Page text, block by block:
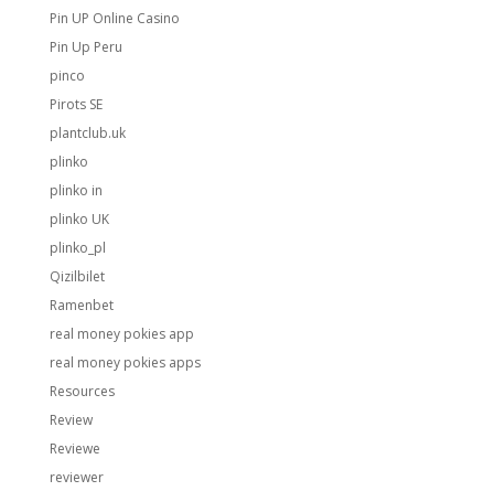
Pin UP Online Casino
Pin Up Peru
pinco
Pirots SE
plantclub.uk
plinko
plinko in
plinko UK
plinko_pl
Qizilbilet
Ramenbet
real money pokies app
real money pokies apps
Resources
Review
Reviewe
reviewer